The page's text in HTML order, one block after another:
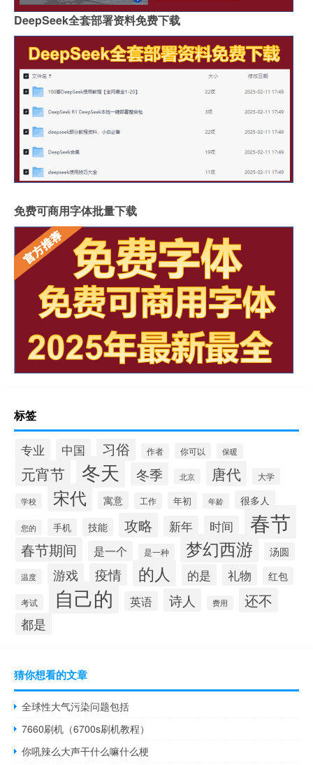
DeepSeek全套部署资料免费下载
免费可商用字体批量下载
标签
专业 中国 习俗 作者 你可以 保暖
元宵节 冬天 冬季 北京 唐代 大学
学校 宋代 寓意 工作 年初 年龄 很多人
您的 手机 技能 攻略 新年 时间 春节
春节期间 是一个 是一种 梦幻西游 汤圆
温度 游戏 疫情 的人 的是 礼物 红包
考试 自己的 英语 诗人 费用 还不
都是
猜你想看的文章
全球性大气污染问题包括
7660刷机（6700s刷机教程）
你吼辣么大声干什么嘛什么梗